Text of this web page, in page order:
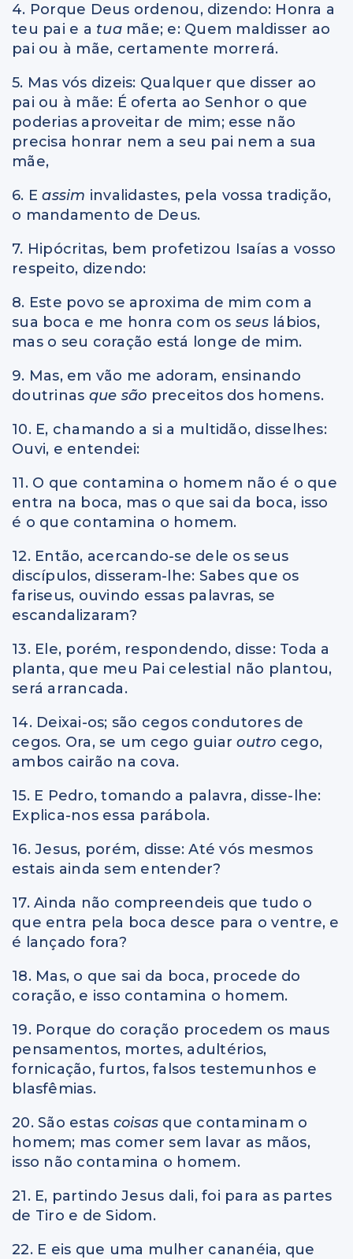
4. Porque Deus ordenou, dizendo: Honra a
teu pai e a tua mãe; e: Quem maldisser ao
pai ou à mãe, certamente morrerá.
5. Mas vós dizeis: Qualquer que disser ao
pai ou à mãe: É oferta ao Senhor o que
poderias aproveitar de mim; esse não
precisa honrar nem a seu pai nem a sua
mãe,
6. Eassim invalidastes, pela vossa tradição,
o mandamento de Deus.
7. Hipócritas, bem profetizou Isaías a vosso
respeito, dizendo:
8. Este povo se aproxima de mim com a
sua boca e me honra com os seus lábios,
mas o seu coração está longe de mim.
9. Mas, em vão me adoram, ensinando
doutrinas que são preceitos dos homens.
10. E, chamando a si a multidão, disselhes:
Ouvi, e entendei:
11. O que contamina o homem não é o que
entra na boca, mas o que sai da boca, isso
é o que contamina o homem.
12. Então, acercando-se dele os seus
discípulos, disseram-lhe: Sabes que os
fariseus, ouvindo essas palavras, se
escandalizaram?
13. Ele, porém, respondendo, disse: Toda a
planta, que meu Pai celestial não plantou,
será arrancada.
14. Deixai-os; são cegos condutores de
cegos. Ora, se um cego guiaroutro cego,
ambos cairão na cova.
15. E Pedro, tomando a palavra, disse-lhe:
Explica-nos essa parábola.
16. Jesus, porém, disse: Até vós mesmos
estais ainda sem entender?
17. Ainda não compreendeis que tudo o
que entra pela boca desce para o ventre, e
é lançado fora?
18. Mas, o que sai da boca, procede do
coração, e isso contamina o homem.
19. Porque do coração procedem os maus
pensamentos, mortes, adultérios,
fornicação, furtos, falsos testemunhos e
blasfêmias.
20. São estas coisas que contaminam o
homem; mas comer sem lavar as mãos,
isso não contamina o homem.
21. E, partindo Jesus dali, foi para as partes
de Tiro e de Sidom.
22. E eis que uma mulher cananéia, que